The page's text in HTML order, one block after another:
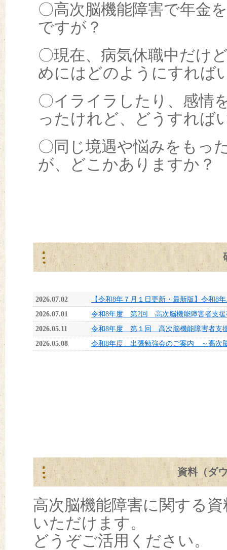
〇高次脳機能障害で年金
ですが？
〇現在、病気休職中だけ
めにはどのようにすれば
〇イライラしたり、感情
ったけれど、どうすれば
〇同じ境遇や悩みをもっ
が、どこかありますか？
2026.07.02
【令和8年７月１日更新・最新版】令和
2026.07.01
令和8年度 第2回 高次脳機能障害者支
2026.05.11
令和8年度 第１回 高次脳機能障害者支
2026.05.08
令和8年度 出張勉強会のご案内 ～高次
資料（ダ
高次脳機能障害に関する
いただけます。
どうぞご活用ください。